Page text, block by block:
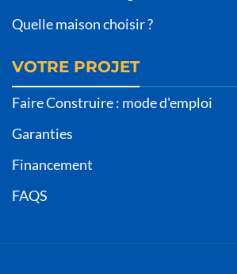
Quelle maison choisir ?
VOTRE PROJET
Faire Construire : mode d'emploi
Garanties
Financement
FAQS